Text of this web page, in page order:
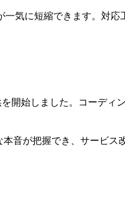
気に短縮できます。対
開始しました。コーディ
音が把握でき、サービス